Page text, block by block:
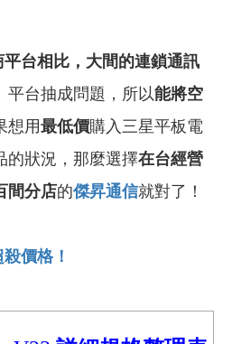
平台相比，大間的連鎖通訊
平台抽成問題，所以能將空
想用最低價購入三星平板電
的狀況，那麼選擇在台經營
間分店的傑昇通信就對了！
價格！